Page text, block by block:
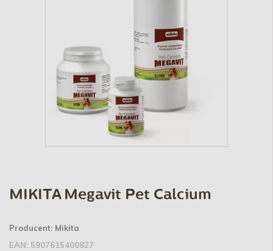
MIKITA Megavit Pet Calcium
Producent: Mikita
EAN: 5907615400827